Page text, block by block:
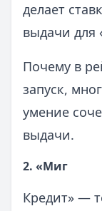
делает
выдачи для
Почему в
запуск,
умение
выдачи.
2. «Миг
Кредит» —